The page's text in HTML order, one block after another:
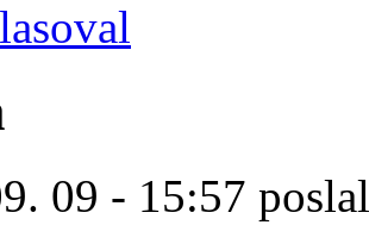
09 - 15:57